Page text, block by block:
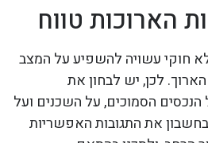
הארוכות טווח
חוקי עשויה להשפיע על המצב
לכן, יש לבחון את
הסמוכים, על השכנים ועל
את התגובות האפשריות